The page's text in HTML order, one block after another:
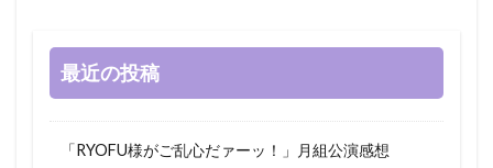
最近の投稿
「RYOFU様がご乱心だァーッ！」月組公演感想